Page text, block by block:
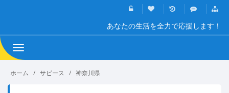
あなたの生活を全力で応援します！
Toggle
navigation
ホーム サビース 神奈川県